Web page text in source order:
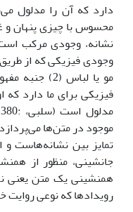
دارد که آن را مدلول
وجودی فیزیکی که از
مو یا لباس
فیزیکی برای ما دارد
موجود در متن‌ها
تمایز بین نشانه‌هاست و
جانشینی، منظور از
همنشینی یک متن یعنی
رویدادها که نوعی روایت خاص